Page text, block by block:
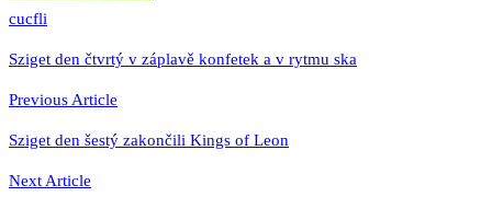
cucfli
Navigace
pro
Sziget den čtvrtý v záplavě konfetek a v rytmu ska
Previous Article
Sziget den šestý zakončili Kings of Leon
Next Article